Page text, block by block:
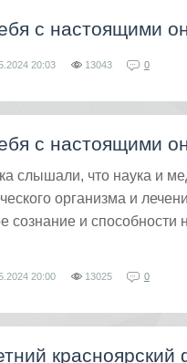
с настоящими
20:03 13043 0
с настоящими
слышали, что наука и
организма и
сознание и
20:00 13025 0